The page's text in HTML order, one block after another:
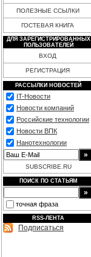
ПОЛЕЗНЫЕ ССЫЛКИ
ГОСТЕВАЯ КНИГА
ДЛЯ ЗАРЕГИСТРИРОВАННЫХ
ПОЛЬЗОВАТЕЛЕЙ
ВХОД
РЕГИСТРАЦИЯ
РАССЫЛКИ НОВОСТЕЙ
IT-Новости
Новости компаний
Российские технологии
Новости ВПК
Нанотехнологии
SUBSCRIBE.RU
ПОИСК ПО СТАТЬЯМ
точная фраза
RSS-ЛЕНТА
Подписаться